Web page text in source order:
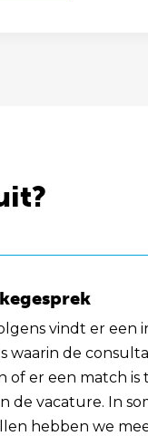
vindt er een
waarin de
of er een match is
de vacature. In
hebben we